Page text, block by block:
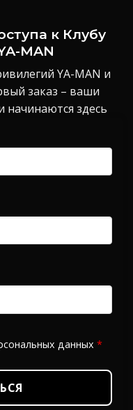
к Клубу
MAN
YA-MAN и
заказ – ваши
здесь
данных *